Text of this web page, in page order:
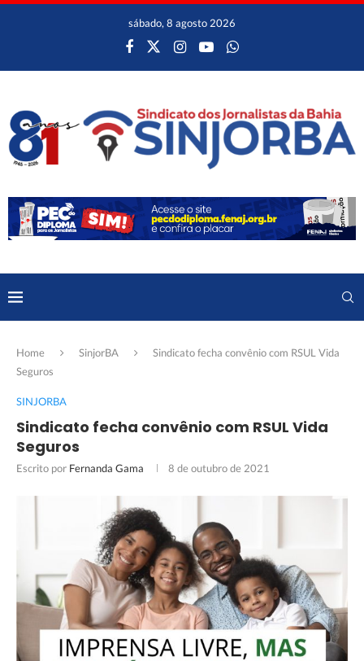
sábado, 8 agosto 2026
Home SinjorBA
Sindicato fecha convênio com RSUL Vida
Seguros
SINJORBA
Sindicato fecha convênio com RSUL Vida
Seguros
Escrito por Fernanda Gama 8 de outubro de 2021